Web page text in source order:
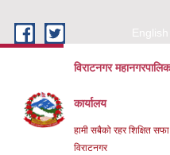
English
विराटनगर
कार्यालय
हामी सबैको रहर शिक्षित
विराटनगर